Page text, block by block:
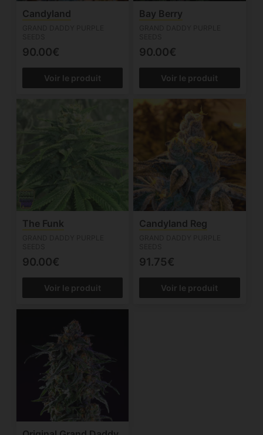
Candyland
90.00€
Voir le produit
Bay Berry
90.00€
Voir le produit
The Funk
90.00€
Voir le produit
Candyland Reg
91.75€
Voir le produit